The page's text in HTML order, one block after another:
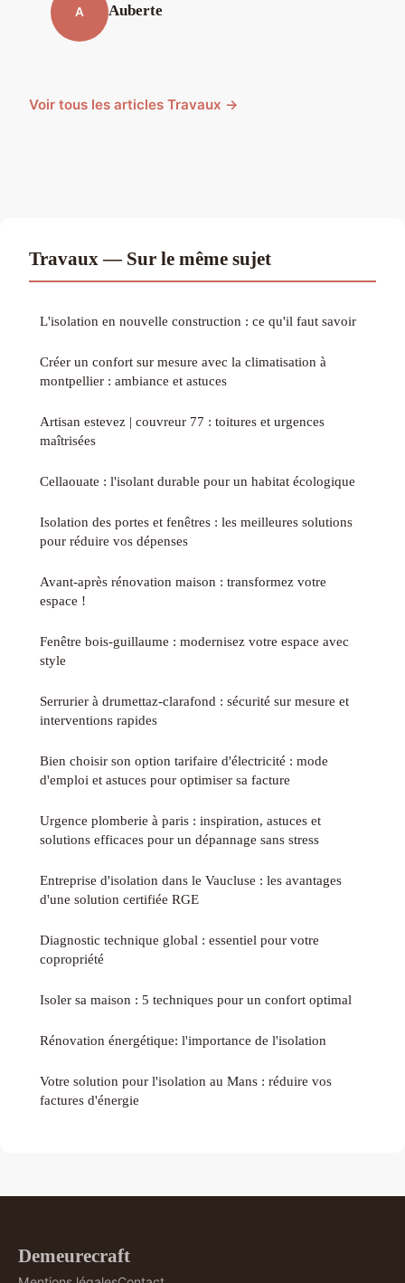
A Auberte
Voir tous les articles Travaux →
Travaux — Sur le même sujet
L'isolation en nouvelle construction : ce qu'il faut savoir
Créer un confort sur mesure avec la climatisation à
montpellier : ambiance et astuces
Artisan estevez | couvreur 77 : toitures et urgences
maîtrisées
Cellaouate : l'isolant durable pour un habitat écologique
Isolation des portes et fenêtres : les meilleures solutions
pour réduire vos dépenses
Avant-après rénovation maison : transformez votre
espace !
Fenêtre bois-guillaume : modernisez votre espace avec
style
Serrurier à drumettaz-clarafond : sécurité sur mesure et
interventions rapides
Bien choisir son option tarifaire d'électricité : mode
d'emploi et astuces pour optimiser sa facture
Urgence plomberie à paris : inspiration, astuces et
solutions efficaces pour un dépannage sans stress
Entreprise d'isolation dans le Vaucluse : les avantages
d'une solution certifiée RGE
Diagnostic technique global : essentiel pour votre
copropriété
Isoler sa maison : 5 techniques pour un confort optimal
Rénovation énergétique: l'importance de l'isolation
Votre solution pour l'isolation au Mans : réduire vos
factures d'énergie
Demeurecraft